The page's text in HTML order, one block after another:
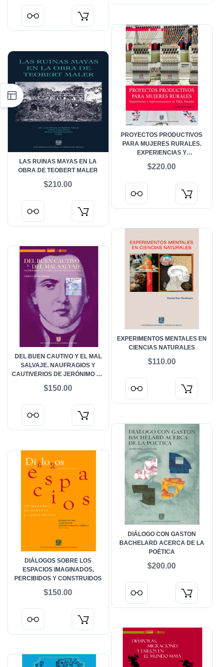
PROYECTOS PRODUCTIVOS
PARA MUJERES RURALES.
EXPERIENCIAS Y
YUCATÁN
$220.00
LAS RUINAS MAYAS EN LA
OBRA DE TEOBERT MALER
$210.00
EXPERIMENTOS MENTALES EN
CIENCIAS NATURALES
$110.00
DEL BUEN CAUTIVO Y EL MAL
SALVAJE. NAUFRAGIOS Y
CAUTIVERIOS DE JERÓNIMO DE
$150.00
DIÁLOGO CON GASTON
BACHELARD ACERCA DE LA
POÉTICA
$200.00
DIÁLOGOS SOBRE LOS
ESPACIOS IMAGINADOS,
PERCIBIDOS Y CONSTRUIDOS
$150.00